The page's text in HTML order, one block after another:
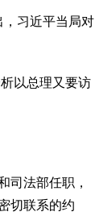
习近平当局对
以总理又要访
司法部任职，
切联系的约